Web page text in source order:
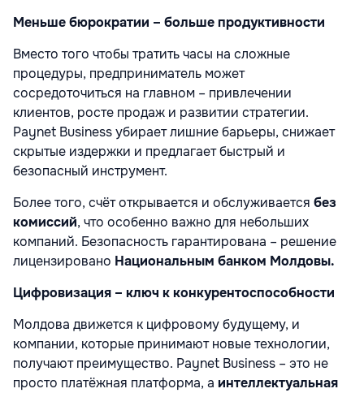
Меньше бюрократии – больше продуктивности
Вместо того чтобы тратить часы на сложные
процедуры, предприниматель может
сосредоточиться на главном – привлечении
клиентов, росте продаж и развитии стратегии.
Paynet Business убирает лишние барьеры, снижает
скрытые издержки и предлагает быстрый и
безопасный инструмент.
Более того, счёт открывается и обслуживается без
комиссий, что особенно важно для небольших
компаний. Безопасность гарантирована – решение
лицензировано Национальным банком Молдовы.
Цифровизация – ключ к конкурентоспособности
Молдова движется к цифровому будущему, и
компании, которые принимают новые технологии,
получают преимущество. Paynet Business – это не
просто платёжная платформа, а интеллектуальная